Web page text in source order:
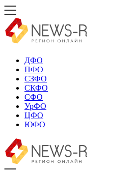
ДФО
ПФО
СЗФО
СКФО
СФО
УрФО
ЦФО
ЮФО